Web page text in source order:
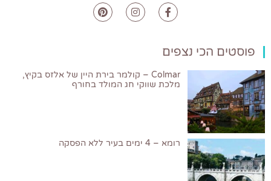
פוסטים הכי נצפים
Colmar – קולמר בירת היין של אלזס בקיץ,
מלכת שווקי חג המולד בחורף
רומא – 4 ימים בעיר ללא הפסקה